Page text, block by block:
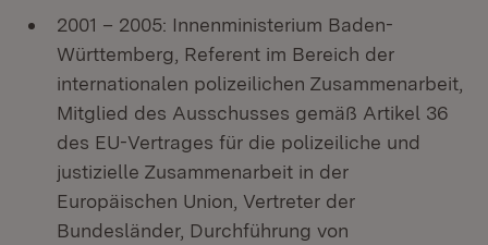
2001 – 2005: Innenministerium Baden-
Württemberg, Referent im Bereich der
internationalen polizeilichen Zusammenarbeit,
Mitglied des Ausschusses gemäß Artikel 36
des EU-Vertrages für die polizeiliche und
justizielle Zusammenarbeit in der
Europäischen Union, Vertreter der
Bundesländer, Durchführung von